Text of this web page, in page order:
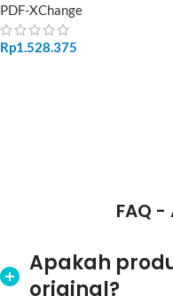
PDF-XChange
Rp1.528.375
FAQ -
Apakah
original?